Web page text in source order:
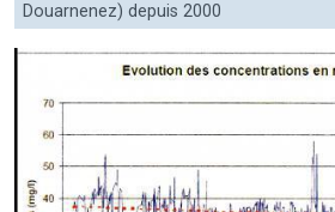
Douarnenez) depuis 2000